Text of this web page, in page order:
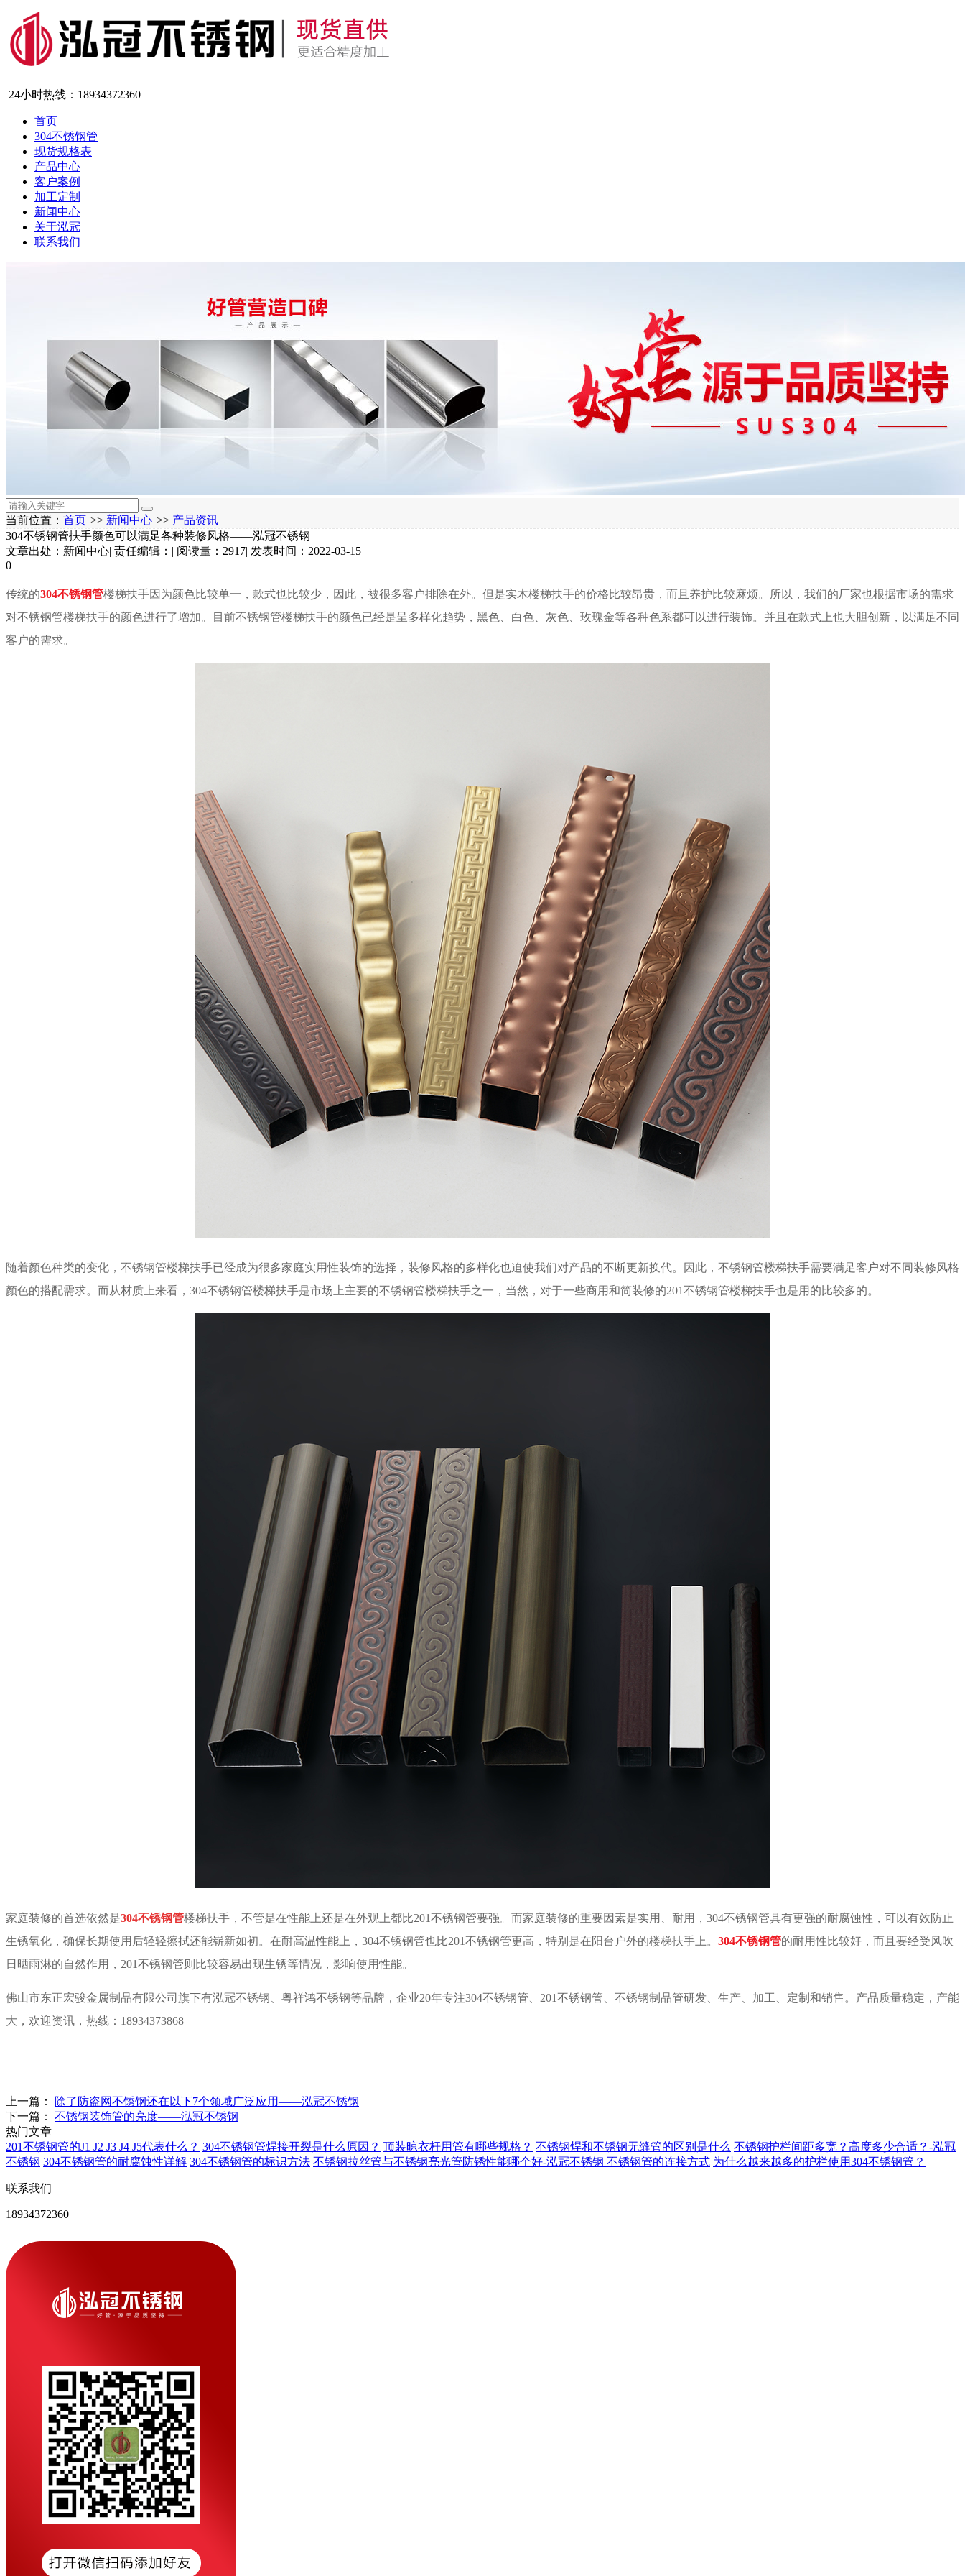
24小时热线： 18934372360
首页
304不锈钢管
现货规格表
产品中心
客户案例
加工定制
新闻中心
关于泓冠
联系我们
当前位置： 首页 >> 新闻中心 >> 产品资讯
304不锈钢管扶手颜色可以满足各种装修风格——泓冠不锈钢
文章出处：新闻中心| 责任编辑： | 阅读量：2917| 发表时间：2022-03-15
0
传统的304不锈钢管楼梯扶手因为颜色比较单一，款式也比较少，因此，被很多客户排除在外。但是实木楼梯扶手的价格比较昂贵，而且养护比较麻烦。所以，我们的厂家也根据市场的需求
对不锈钢管楼梯扶手的颜色进行了增加。目前不锈钢管楼梯扶手的颜色已经是呈多样化趋势，黑色、白色、灰色、玫瑰金等各种色系都可以进行装饰。并且在款式上也大胆创新，以满足不同
客户的需求。
随着颜色种类的变化，不锈钢管楼梯扶手已经成为很多家庭实用性装饰的选择，装修风格的多样化也迫使我们对产品的不断更新换代。因此，不锈钢管楼梯扶手需要满足客户对不同装修风格
颜色的搭配需求。而从材质上来看，304不锈钢管楼梯扶手是市场上主要的不锈钢管楼梯扶手之一，当然，对于一些商用和简装修的201不锈钢管楼梯扶手也是用的比较多的。
家庭装修的首选依然是304不锈钢管楼梯扶手，不管是在性能上还是在外观上都比201不锈钢管要强。而家庭装修的重要因素是实用、耐用，304不锈钢管具有更强的耐腐蚀性，可以有效防止
生锈氧化，确保长期使用后轻轻擦拭还能崭新如初。在耐高温性能上，304不锈钢管也比201不锈钢管更高，特别是在阳台户外的楼梯扶手上。 304不锈钢管的耐用性比较好，而且要经受风吹
日晒雨淋的自然作用，201不锈钢管则比较容易出现生锈等情况，影响使用性能。
佛山市东正宏骏金属制品有限公司旗下有泓冠不锈钢、粤祥鸿不锈钢等品牌，企业20年专注304不锈钢管、 201不锈钢管、不锈钢制品管研发、生产、加工、定制和销售。 产品质量稳定，产能
大，欢迎资讯，热线：18934373868
上一篇：
除了防盗网不锈钢还在以下7个领域广泛应用——泓冠不锈钢
下一篇： 不锈钢装饰管的亮度——泓冠不锈钢
热门文章
201不锈钢管的J1 J2 J3 J4 J5代表什么？ 304不锈钢管焊接开裂是什么原因？ 顶装晾衣杆用管有哪些规格？ 不锈钢焊和不锈钢无缝管的区别是什么 不锈钢护栏间距多宽？高度多少合适？-泓冠
不锈钢 304不锈钢管的耐腐蚀性详解 304不锈钢管的标识方法 不锈钢拉丝管与不锈钢亮光管防锈性能哪个好-泓冠不锈钢 不锈钢管的连接方式 为什么越来越多的护栏使用304不锈钢管？
联系我们
18934372360